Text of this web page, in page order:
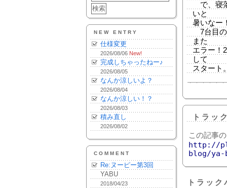
NEW ENTRY
仕様変更
2026/08/06 New!
完成しちゃったねー♪
2026/08/05
なんか涼しいよ？
2026/08/04
なんか涼しい！？
2026/08/03
積み直し
2026/08/02
COMMENT
Re:ヌーピー第3回
YABU
2018/04/23
で、寝
いと
暑いなー
7台目の
また
エラー！
して
スタート
トラッ
この記事
http://
blog/ya-
トラッ